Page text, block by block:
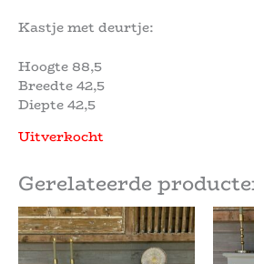
Kastje met deurtje:
Hoogte 88,5
Breedte 42,5
Diepte 42,5
Uitverkocht
Gerelateerde